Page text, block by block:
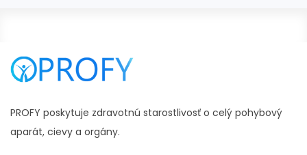
PROFY poskytuje zdravotnú starostlivosť o celý pohybový
aparát, cievy a orgány.